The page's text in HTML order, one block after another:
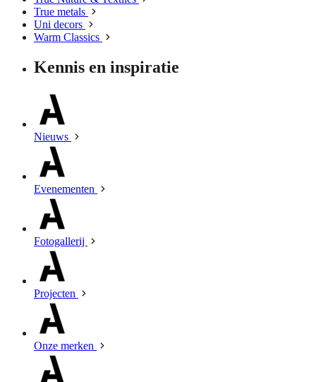
True metals
Uni decors
Warm Classics
Kennis en inspiratie
Nieuws
Evenementen
Fotogallerij
Projecten
Onze merken